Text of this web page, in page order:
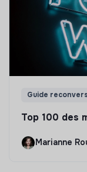
Guide
Top 100 des
Marianne